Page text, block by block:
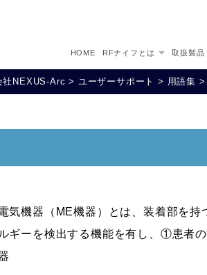
HOME RFナイフとは 取扱製品
社NEXUS-Arc > ユーザーサポート > 用語集 >
気機器（ME機器）とは、装着部を
ギーを検出する機能を有し、①患者